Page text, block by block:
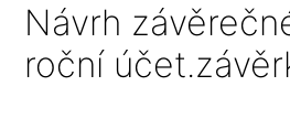
Návrh
roční